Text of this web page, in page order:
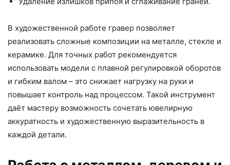
В художественной работе гравер позволяет
реализовать сложные композиции на металле, стекле и
керамике. Для точных работ рекомендуется
использовать модели с плавной регулировкой оборотов
и гибким валом – это снижает нагрузку на руки и
повышает контроль над процессом. Такой инструмент
даёт мастеру возможность сочетать ювелирную
аккуратность и художественную выразительность в
каждой детали.